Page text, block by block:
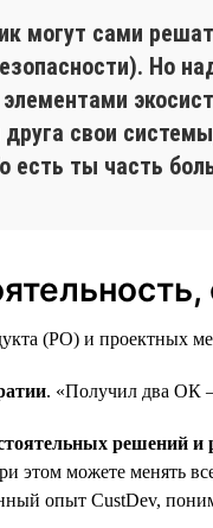
могут сами
Но
элементами
свои
есть ты часть
(PO) и проектных
. «Получил два ОК
решений и
можете менять
опыт CustDev,